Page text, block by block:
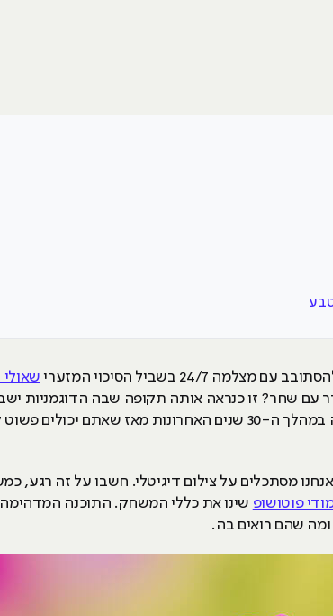
7 בשביל הסיכוי המזערי
שחר? זו כנראה אותה תקופה שבה הדוגמניות ישבו
יכולים פשוט לקחת
מסתכלים על צילום דיגיטלי. חשבו על זה
פוטושופ שינו את כללי המשחק. התוכנה
שהם רואים בה.